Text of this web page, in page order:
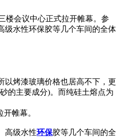
会议中心正式拉开帷幕。参
级水性环保胶等几个车间的全体
以烤漆玻璃价格也居高不下，更
的主要成分)。而纯硅土熔点为
帷幕。
高级水性环保胶等几个车间的全